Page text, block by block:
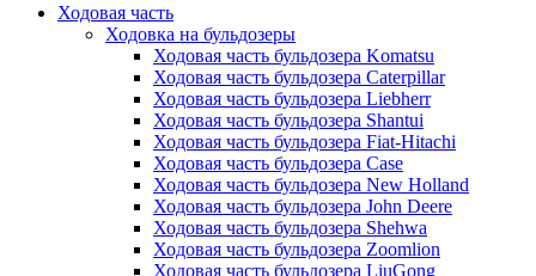
Ходовая часть
Ходовка на бульдозеры
Ходовая часть бульдозера Komatsu
Ходовая часть бульдозера Caterpillar
Ходовая часть бульдозера Liebherr
Ходовая часть бульдозера Shantui
Ходовая часть бульдозера Fiat-Hitachi
Ходовая часть бульдозера Case
Ходовая часть бульдозера New Holland
Ходовая часть бульдозера John Deere
Ходовая часть бульдозера Shehwa
Ходовая часть бульдозера Zoomlion
Ходовая часть бульдозера LiuGong